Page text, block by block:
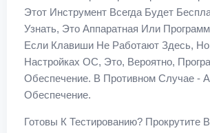
Этот Инструмент Всегда Будет
Узнать, Это Аппаратная Или
Если Клавиши Не Работают Здесь,
Настройках ОС, Это, Вероятно,
Обеспечение. В Противном Случае -
Обеспечение.
Готовы К Тестированию? Прокрутите